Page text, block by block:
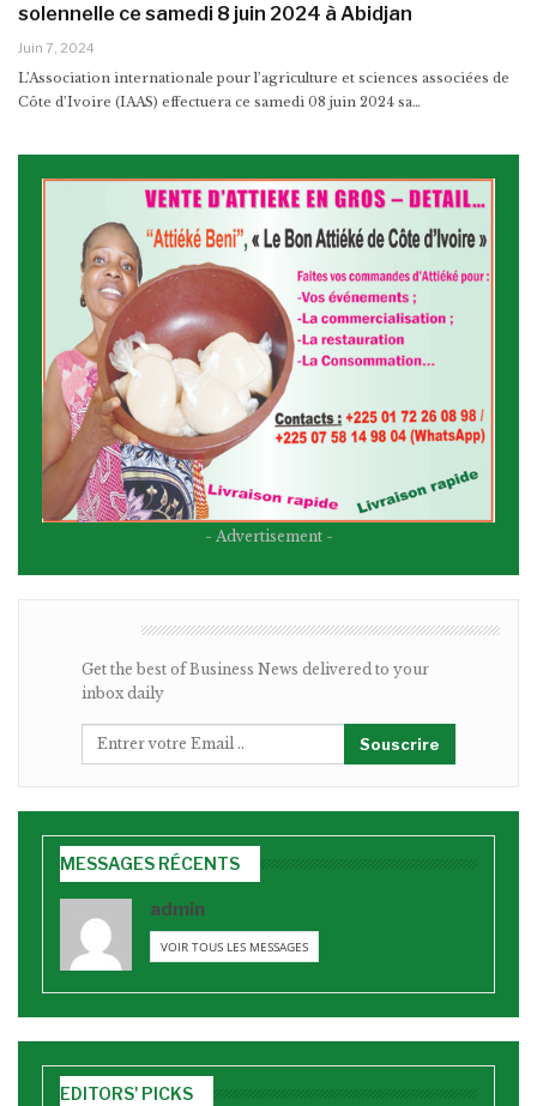
solennelle ce samedi 8 juin 2024 à Abidjan
Juin 7, 2024
L’Association internationale pour l’agriculture et sciences associées de
Côte d’Ivoire (IAAS) effectuera ce samedi 08 juin 2024 sa…
- Advertisement -
Get the best of Business News delivered to your
inbox daily
Souscrire
MESSAGES RÉCENTS
admin
VOIR TOUS LES MESSAGES
EDITORS' PICKS